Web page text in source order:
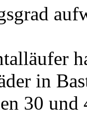
in
30 und